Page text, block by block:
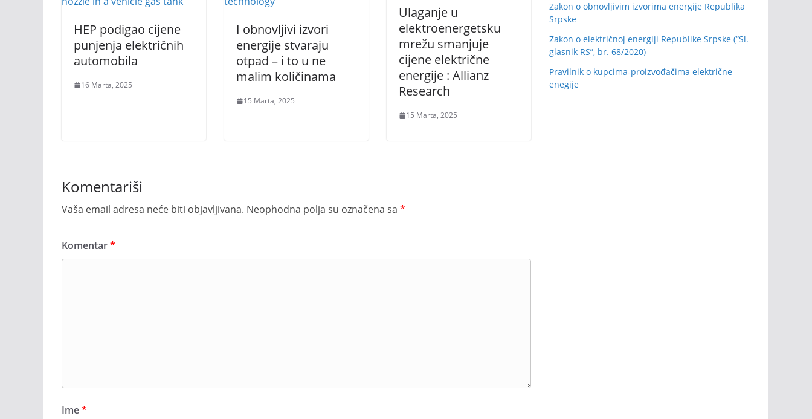
HEP podigao cijene
punjenja električnih
automobila
16 Marta, 2025
I obnovljivi izvori
energije stvaraju
otpad – i to u ne
malim količinama
15 Marta, 2025
Ulaganje u
elektroenergetsku
mrežu smanjuje
cijene električne
energije : Allianz
Research
15 Marta, 2025
Komentariši
Vaša email adresa neće biti objavljivana. Neophodna polja su označena sa *
Komentar*
Ime*
Zakon o obnovljivim izvorima energije Republika
Srpske
Zakon o električnoj energiji Republike Srpske (“Sl.
glasnik RS”, br. 68/2020)
Pravilnik o kupcima-proizvođačima električne
enegije